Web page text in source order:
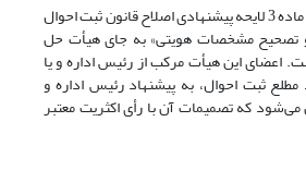
در بند (د) ماده 1 مکرر و ماده 3 لایحه پیشنهادی اصلاح قانون ثبت احوال
و تصحیح مشخصات هویتی» به جای هیأت حل
اعضای این هیأت مرکب از رئیس اداره و یا
ثبت احوال، به پیشنهاد رئیس اداره و
که تصمیمات آن با رأی اکثریت معتبر